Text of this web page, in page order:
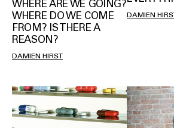
WHERE ARE WE GOING?
WHERE DO WE COME
FROM? IS THERE A
REASON?
DAMIEN HIRST
DAMIEN